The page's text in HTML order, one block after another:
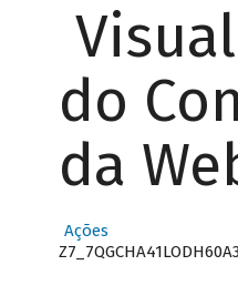
do
da
Ações